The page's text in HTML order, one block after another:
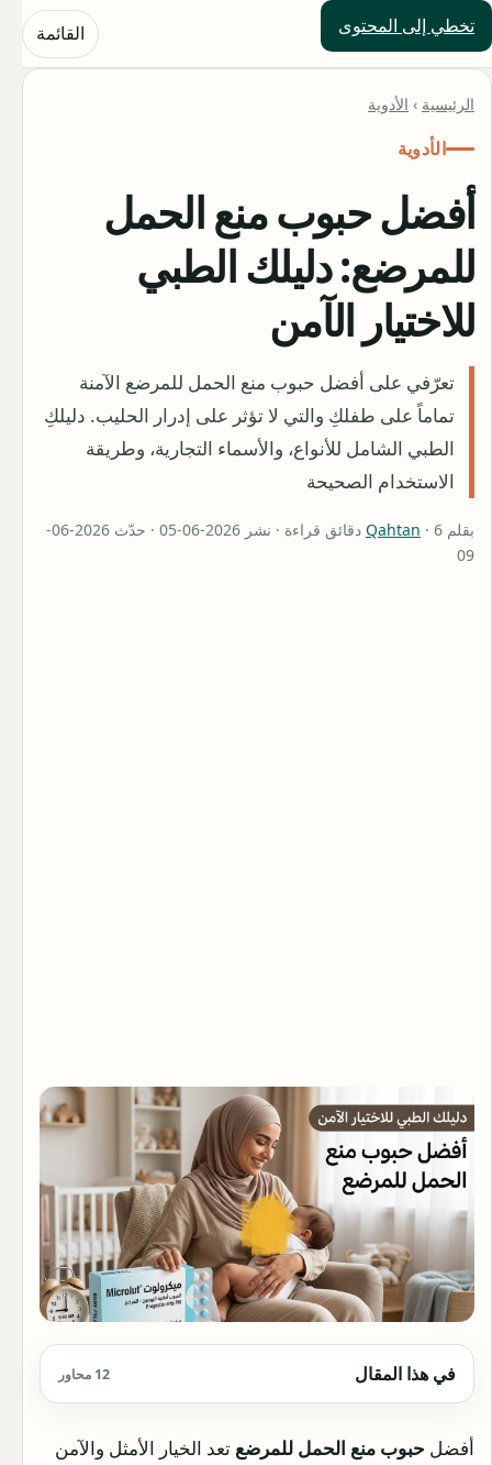
تخطي إلى المحتوى
حلول العالم القائمة
الرئيسية › الأدوية
الأدوية
أفضل حبوب منع الحمل
للمرضع: دليلك الطبي
للاختيار الآمن
تعرّفي على أفضل حبوب منع الحمل للمرضع الآمنة
تماماً على طفلكِ والتي لا تؤثر على إدرار الحليب. دليلكِ
الطبي الشامل للأنواع، والأسماء التجارية، وطريقة
الاستخدام الصحيحة
بقلم Qahtan
· 6 دقائق قراءة · نشر 2026-06-05 · حدّث 2026-06-
09
في هذا المقال 12 محاور
أفضل حبوب منع الحمل للمرضع تعد الخيار الأمثل والآمن